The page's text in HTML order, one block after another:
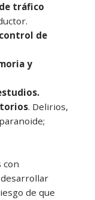
tráfico
control de
y
. Delirios,
con
de que